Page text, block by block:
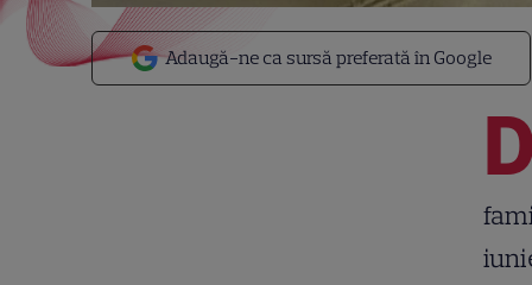
Adaugă-ne ca sursă preferată în Google